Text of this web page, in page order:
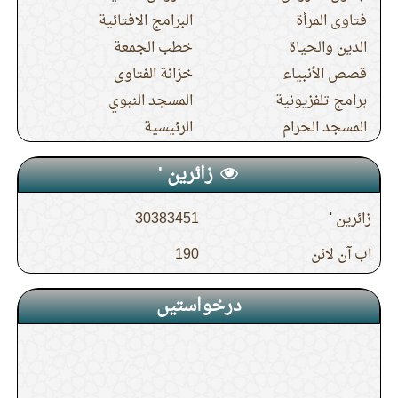
فتاوى المرأة
البرامج الافتائية
الدين والحياة
خطب الجمعة
قصص الأنبياء
خزانة الفتاوى
برامج تلفزيونية
المسجد النبوي
المسجد الحرام
الرئيسية
زائرین '
زائرین '
30383451
اب آن لائن
190
درخواستیں